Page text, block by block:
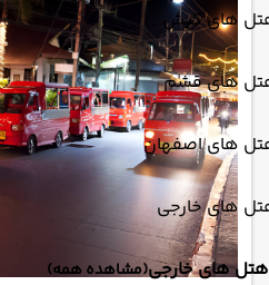
های کیش
های قشم
های اصفهان
های خارجی
هتل های خارجی(مشاهده همه)